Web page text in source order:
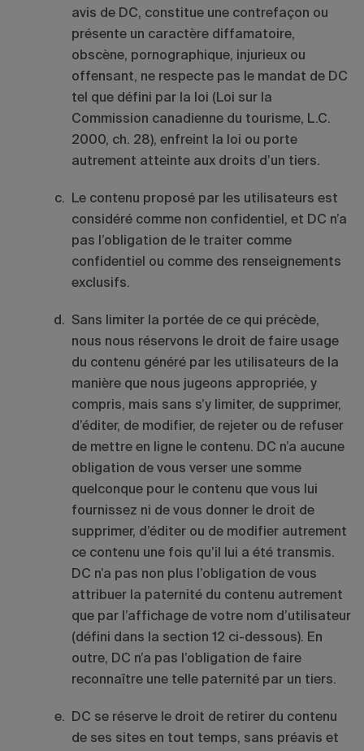
avis de DC, constitue une contrefaçon ou
présente un caractère diffamatoire,
obscène, pornographique, injurieux ou
offensant, ne respecte pas le mandat de DC
tel que défini par la loi (Loi sur la
Commission canadienne du tourisme, L.C.
2000, ch. 28), enfreint la loi ou porte
autrement atteinte aux droits d’un tiers.
Le contenu proposé par les utilisateurs est
considéré comme non confidentiel, et DC n’a
pas l’obligation de le traiter comme
confidentiel ou comme des renseignements
exclusifs.
Sans limiter la portée de ce qui précède,
nous nous réservons le droit de faire usage
du contenu généré par les utilisateurs de la
manière que nous jugeons appropriée, y
compris, mais sans s’y limiter, de supprimer,
d’éditer, de modifier, de rejeter ou de refuser
de mettre en ligne le contenu. DC n’a aucune
obligation de vous verser une somme
quelconque pour le contenu que vous lui
fournissez ni de vous donner le droit de
supprimer, d’éditer ou de modifier autrement
ce contenu une fois qu’il lui a été transmis.
DC n’a pas non plus l’obligation de vous
attribuer la paternité du contenu autrement
que par l’affichage de votre nom d’utilisateur
(défini dans la section 12 ci-dessous). En
outre, DC n’a pas l’obligation de faire
reconnaître une telle paternité par un tiers.
DC se réserve le droit de retirer du contenu
de ses sites en tout temps, sans préavis et